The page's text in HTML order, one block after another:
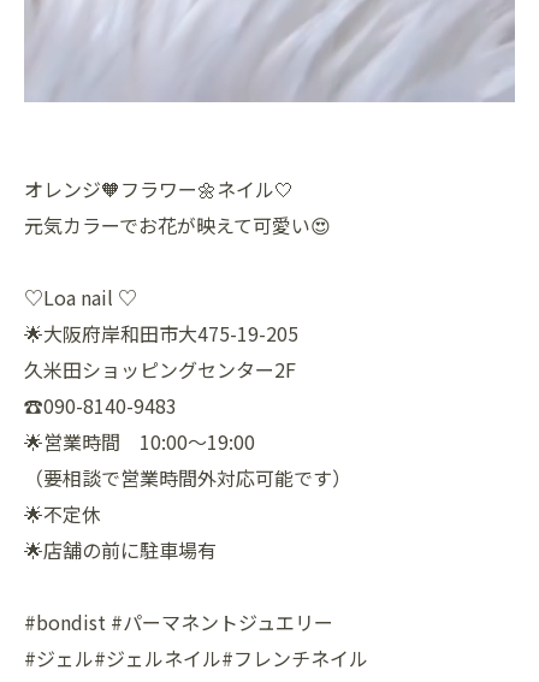
オレンジ🧡フラワー🌼ネイル🤍
元気カラーでお花が映えて可愛い😍
♡Loa nail ♡
🌟大阪府岸和田市大475-19-205
久米田ショッピングセンター2F
☎️090-8140-9483
🌟営業時間 10:00〜19:00
（要相談で営業時間外対応可能です）
🌟不定休
🌟店舗の前に駐車場有
#bondist #パーマネントジュエリー
#ジェル#ジェルネイル#フレンチネイル